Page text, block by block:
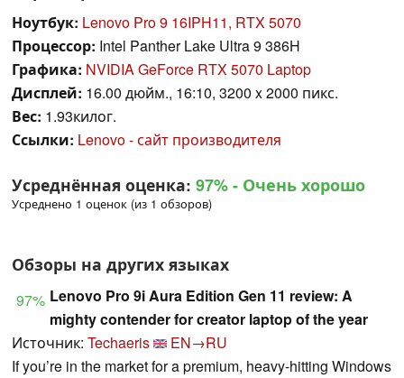
Ноутбук: Lenovo Pro 9 16IPH11, RTX 5070
Процессор: Intel Panther Lake Ultra 9 386H
Графика: NVIDIA GeForce RTX 5070 Laptop
Дисплей: 16.00 дюйм., 16:10, 3200 x 2000 пикс.
Вес: 1.93килог.
Ссылки: Lenovo - сайт производителя
Усреднённая оценка: 97%- Очень хорошо
Усреднено 1 оценок (из 1 обзоров)
Обзоры на других языках
97% Lenovo Pro 9i Aura Edition Gen 11 review: A
mighty contender for creator laptop of the year
Источник: Techaeris
EN→RU
If you’re in the market for a premium, heavy-hitting Windows